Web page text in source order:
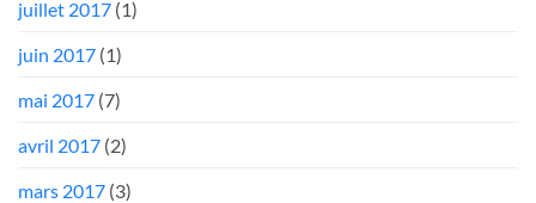
juillet 2017 (1)
juin 2017 (1)
mai 2017 (7)
avril 2017 (2)
mars 2017 (3)